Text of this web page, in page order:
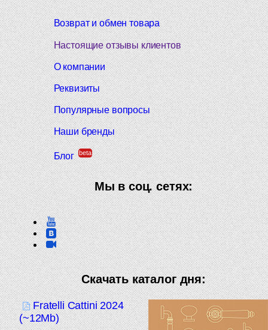
Возврат и обмен товара
Настоящие отзывы клиентов
О компании
Реквизиты
Популярные вопросы
Наши бренды
Блог beta
Мы в соц. сетях:
Скачать каталог дня:
Fratelli Cattini 2024
(~12Mb)